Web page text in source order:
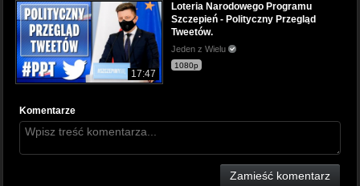
17:47
Loteria Narodowego Programu
Szczepień - Polityczny Przegląd
Tweetów.
Jeden z Wielu
1080p
Komentarze
Zamieść komentarz